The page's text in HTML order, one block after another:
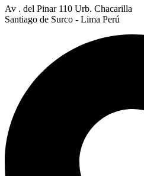
Av . del Pinar 110 Urb. Chacarilla
Santiago de Surco - Lima Perú